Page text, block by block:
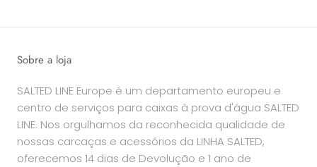
Sobre a loja
SALTED LINE Europe é um departamento europeu e
centro de serviços para caixas à prova d'água SALTED
LINE. Nos orgulhamos da reconhecida qualidade de
nossas carcaças e acessórios da LINHA SALTED,
oferecemos 14 dias de Devolução e 1 ano de